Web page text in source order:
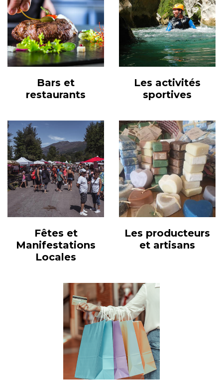
Bars et
restaurants
Les activités
sportives
Fêtes et
Manifestations
Locales
Les producteurs
et artisans